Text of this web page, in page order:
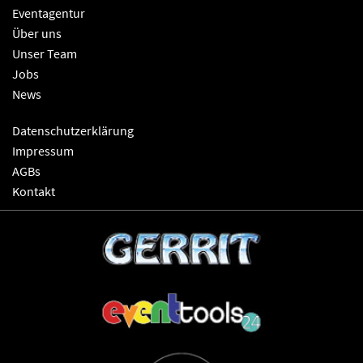
Eventagentur
Über uns
Unser Team
Jobs
News
Datenschutzerklärung
Impressum
AGBs
Kontakt